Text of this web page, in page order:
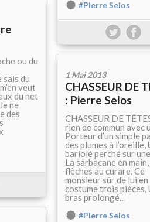
#Pierre Selos
ou du
sais du
veut
du net
ne
des
1 Mai 2013
CHASSEUR DE
: Pierre Selos
CHASSEUR DE
rien de commun avec
Porteur d’un simple
des plumes à l’oreille,
bariolé perché sur
La sarbacane en
flèches au curare. Ce
monsieur sûr de lui en
costume trois pièces,
bras prolongé...
#Pierre Selos